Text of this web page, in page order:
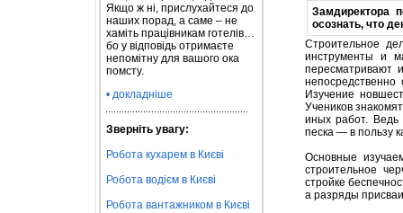
Якщо ж ні, прислухайтеся до
наших порад, а саме – не
хаміть працівникам готелів…
бо у відповідь отримаєте
непомітну для вашого ока
помсту.
• докладніше
Зверніть увагу:
Робота кухарем в Києві
Робота водієм в Києві
Робота вантажником в Києві
Замдиректора
осознать, что
Строительное
инструменты и
пересматривают
Изучение
Учеников
иных работ. Ведь
песка — в пользу
Основные
строительное
стройке
а разряды